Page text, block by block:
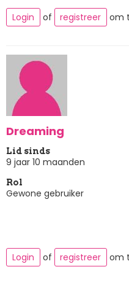
Login
of registreer om
Dreaming
Lid sinds
9 jaar 10 maanden
Rol
Gewone gebruiker
Login
of registreer om